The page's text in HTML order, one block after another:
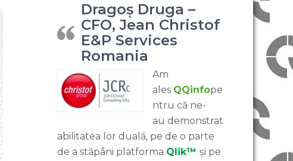
Dragoș Druga –
CFO, Jean Christof
E&P Services
Romania
Am
ales QQinfope
ntru că ne-
au demonstrat
abilitatea lor duală, pe de o parte
de a stăpâni platforma Qlik™ și pe